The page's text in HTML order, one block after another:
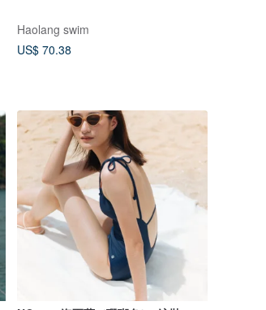
Haolang swim
US$ 70.38